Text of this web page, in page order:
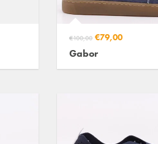
€100,00 €79,00
Gabor